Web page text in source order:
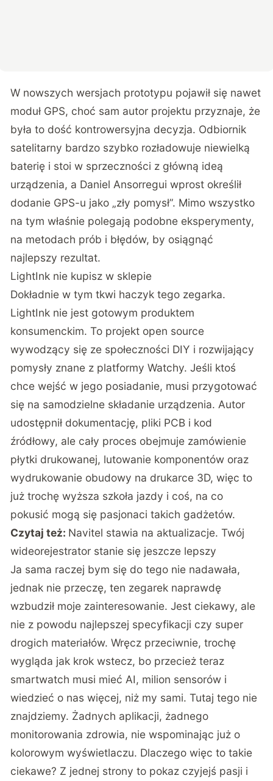
W nowszych wersjach prototypu pojawił się nawet
moduł GPS, choć sam autor projektu przyznaje, że
była to dość kontrowersyjna decyzja. Odbiornik
satelitarny bardzo szybko rozładowuje niewielką
baterię i stoi w sprzeczności z główną ideą
urządzenia, a Daniel Ansorregui wprost określił
dodanie GPS-u jako „zły pomysł”. Mimo wszystko
na tym właśnie polegają podobne eksperymenty,
na metodach prób i błędów, by osiągnąć
najlepszy rezultat.
LightInk nie kupisz w sklepie
Dokładnie w tym tkwi haczyk tego zegarka.
LightInk nie jest gotowym produktem
konsumenckim. To projekt open source
wywodzący się ze społeczności DIY i rozwijający
pomysły znane z platformy Watchy. Jeśli ktoś
chce wejść w jego posiadanie, musi przygotować
się na samodzielne składanie urządzenia. Autor
udostępnił dokumentację, pliki PCB i kod
źródłowy, ale cały proces obejmuje zamówienie
płytki drukowanej, lutowanie komponentów oraz
wydrukowanie obudowy na drukarce 3D, więc to
już trochę wyższa szkoła jazdy i coś, na co
pokusić mogą się pasjonaci takich gadżetów.
Czytaj też: Navitel stawia na aktualizacje. Twój
wideorejestrator stanie się jeszcze lepszy
Ja sama raczej bym się do tego nie nadawała,
jednak nie przeczę, ten zegarek naprawdę
wzbudził moje zainteresowanie. Jest ciekawy, ale
nie z powodu najlepszej specyfikacji czy super
drogich materiałów. Wręcz przeciwnie, trochę
wygląda jak krok wstecz, bo przecież teraz
smartwatch musi mieć AI, milion sensorów i
wiedzieć o nas więcej, niż my sami. Tutaj tego nie
znajdziemy. Żadnych aplikacji, żadnego
monitorowania zdrowia, nie wspominając już o
kolorowym wyświetlaczu. Dlaczego więc to takie
ciekawe? Z jednej strony to pokaz czyjejś pasji i